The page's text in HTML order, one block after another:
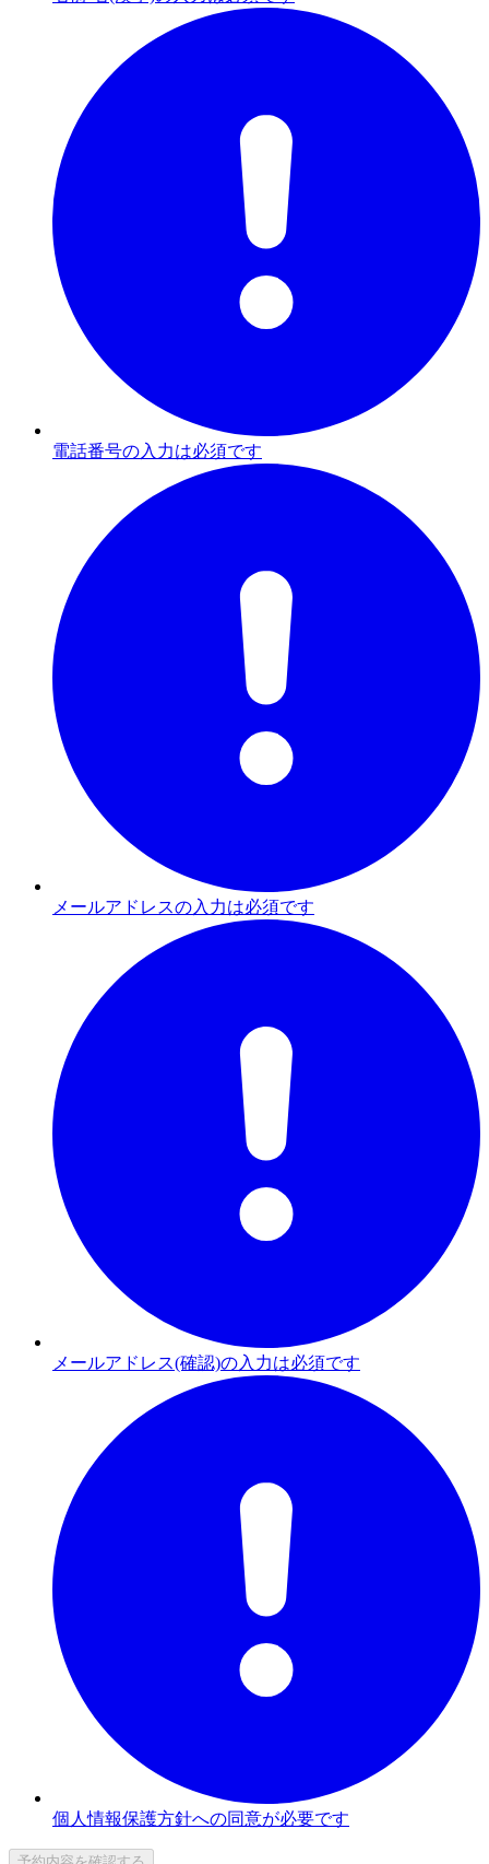
電話番号の入力は必須です
メールアドレスの入力は必須です
メールアドレス(確認)の入力は必須です
個人情報保護方針への同意が必要です